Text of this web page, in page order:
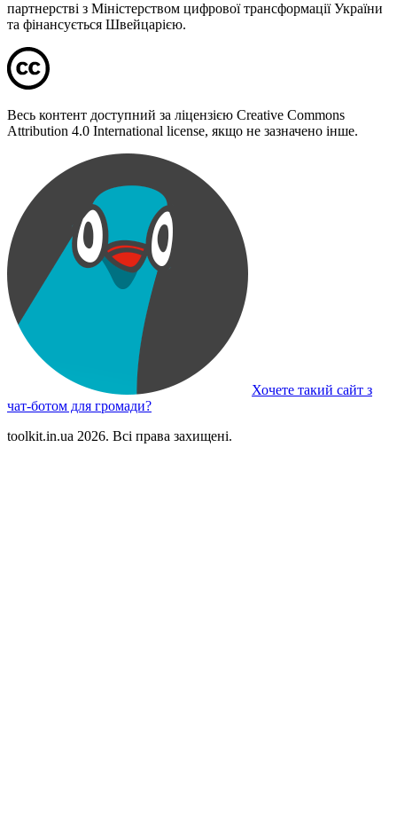
партнерстві з Міністерством цифрової трансформації України
та фінансується Швейцарією.
Весь контент доступний за ліцензією Creative Commons
Attribution 4.0 International license, якщо не зазначено інше.
Хочете такий сайт з
чат-ботом для громади?
toolkit.in.ua 2026. Всі права захищені.